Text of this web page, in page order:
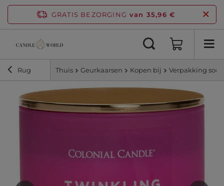
GRATIS BEZORGING van 35,96 €
Rug Thuis Geurkaarsen Kopen bij Verpakking soort